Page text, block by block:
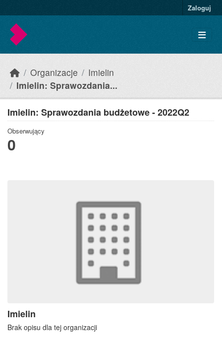
Zaloguj
Organizacje
Imielin
Imielin: Sprawozdania...
Imielin: Sprawozdania budżetowe - 2022Q2
Obserwujący
0
Imielin
Brak opisu dla tej organizacji